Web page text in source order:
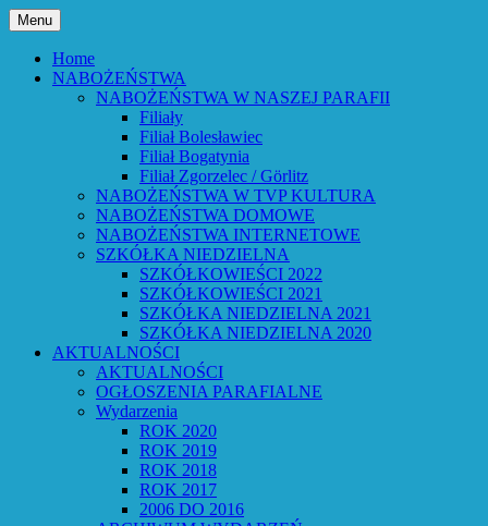
Przejdź
do
treściParafia Ewangelicko-
Augsburska w Lubaniu
czynię – Obj 21,5 – Słowo Boże Roku
Pańskiego 2026
Menu
Home
NABOŻEŃSTWA
NABOŻEŃSTWA W NASZEJ PARAFII
Filiały
Filiał Bolesławiec
Filiał Bogatynia
Filiał Zgorzelec / Görlitz
NABOŻEŃSTWA W TVP KULTURA
NABOŻEŃSTWA DOMOWE
NABOŻEŃSTWA INTERNETOWE
SZKÓŁKA NIEDZIELNA
SZKÓŁKOWIEŚCI 2022
SZKÓŁKOWIEŚCI 2021
SZKÓŁKA NIEDZIELNA 2021
SZKÓŁKA NIEDZIELNA 2020
AKTUALNOŚCI
AKTUALNOŚCI
OGŁOSZENIA PARAFIALNE
Wydarzenia
ROK 2020
ROK 2019
ROK 2018
ROK 2017
2006 DO 2016